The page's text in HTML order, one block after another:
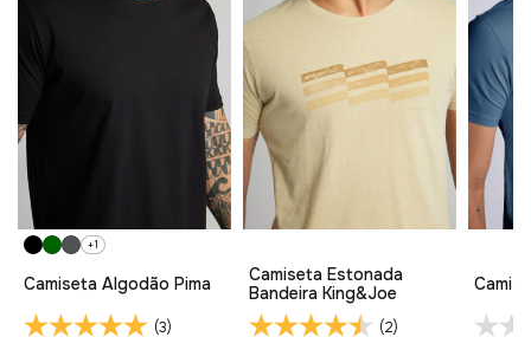
+1
Camiseta Algodão Pima
(3)
Camiseta Estonada
Bandeira King&Joe
(2)